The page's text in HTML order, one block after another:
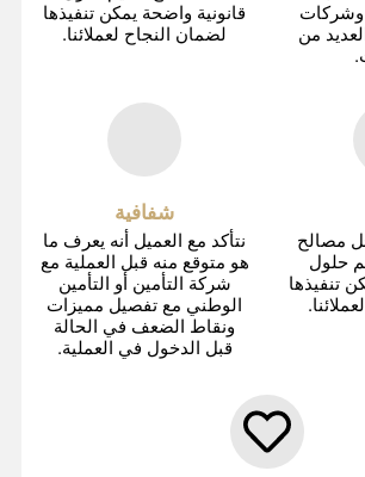
وشركات
من
قانونية واضحة يمكن تنفيذها
لضمان النجاح لعملائنا.
مصالح
حلول
تنفيذها
شفافية
نتأكد مع العميل أنه يعرف ما
هو متوقع منه قبل العملية مع
شركة التأمين أو التأمين
الوطني مع تفصيل مميزات
ونقاط الضعف في الحالة
قبل الدخول في العملية.